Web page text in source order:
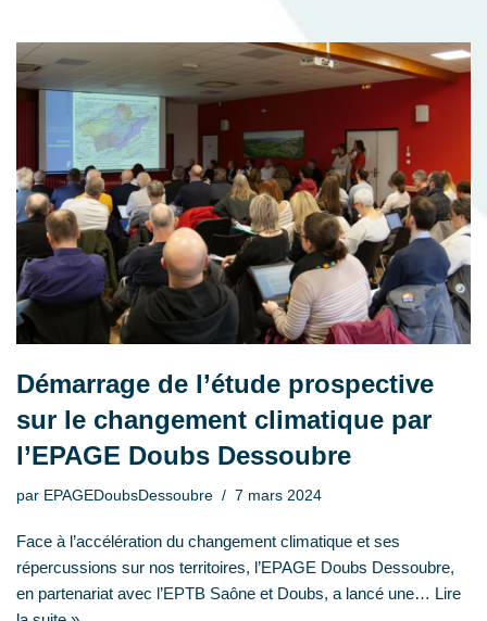
Démarrage de l’étude prospective
sur le changement climatique par
l’EPAGE Doubs Dessoubre
par EPAGEDoubsDessoubre 7 mars 2024
Face à l’accélération du changement climatique et ses
répercussions sur nos territoires, l’EPAGE Doubs Dessoubre,
en partenariat avec l’EPTB Saône et Doubs, a lancé une… Lire